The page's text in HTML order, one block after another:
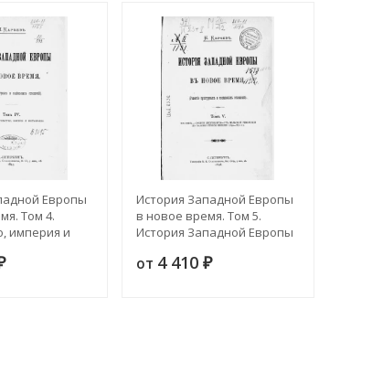
Европы
Том 4.
империя и
История Западной Европы
в новое время. Том 5.
История Западной Европы
века (1830-1867)
от 4 410 ₽